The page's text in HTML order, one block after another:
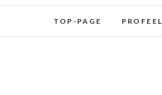
TOP-PAGE PROFEEL